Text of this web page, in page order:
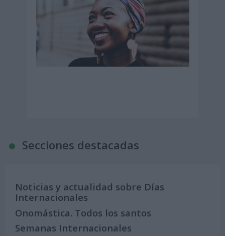
Secciones destacadas
Noticias y actualidad sobre Días
Internacionales
Onomástica. Todos los santos
Semanas Internacionales